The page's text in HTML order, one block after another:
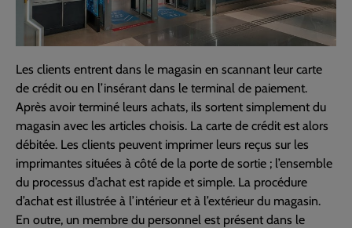
Les clients entrent dans le magasin en scannant leur carte
de crédit ou en l’insérant dans le terminal de paiement.
Après avoir terminé leurs achats, ils sortent simplement du
magasin avec les articles choisis. La carte de crédit est alors
débitée. Les clients peuvent imprimer leurs reçus sur les
imprimantes situées à côté de la porte de sortie ; l’ensemble
du processus d’achat est rapide et simple. La procédure
d’achat est illustrée à l’intérieur et à l’extérieur du magasin.
En outre, un membre du personnel est présent dans le